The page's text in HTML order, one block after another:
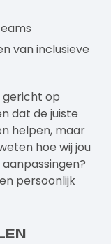
van inclusieve
gericht op
dat de juiste
helpen, maar
hoe wij jou
persoonlijk